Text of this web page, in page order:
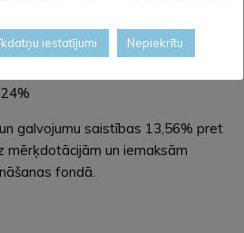
fonda dotācija 71,95%
83,02%
galvojumu saistības 13,56% pret
mērķdotācijām un iemaksām
fondā.
iestatījumi Nepiekrītu